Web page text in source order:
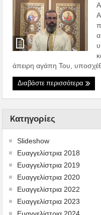
άπειρη αγάπη Του,
Διαβάστε περισσότερα
Kατηγορίες
Slideshow
Ευαγγελίστρια 2018
Ευαγγελίστρια 2019
Ευαγγελίστρια 2020
Ευαγγελίστρια 2022
Ευαγγελίστρια 2023
Ευαγγελίστρια 2024